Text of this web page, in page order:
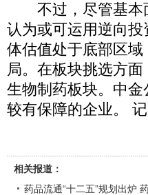
不过，尽管基本
认为或可运用逆向
体估值处于底部区
局。在板块挑选方
生物制药板块。中
较有保障的企业。
相关报道：
药品流通“十二五”规划出炉